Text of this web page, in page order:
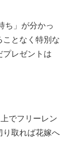
ち」が分かっ
ことなく特別な
プレゼントは
でフリーレン
り取れば花嫁へ